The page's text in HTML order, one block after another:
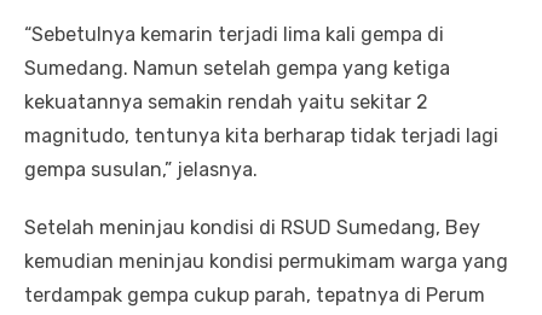
“Sebetulnya kemarin terjadi lima kali gempa di
Sumedang. Namun setelah gempa yang ketiga
kekuatannya semakin rendah yaitu sekitar 2
magnitudo, tentunya kita berharap tidak terjadi lagi
gempa susulan,” jelasnya.
Setelah meninjau kondisi di RSUD Sumedang, Bey
kemudian meninjau kondisi permukimam warga yang
terdampak gempa cukup parah, tepatnya di Perum